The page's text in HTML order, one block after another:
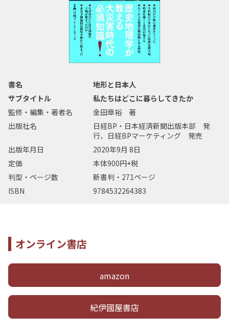
書名
地形と日本人
サブタイトル
私たちはどこに暮らしてきたか
監修・編集・著者名
金田章裕 著
出版社名
日経BP・日本経済新聞出版本部 発
行、日経BPマーケティング 発売
出版年月日
2020年9月 8日
定価
本体900円+税
判型・ページ数
新書判・271ページ
ISBN
9784532264383
オンライン書店
amazon
紀伊國屋書店